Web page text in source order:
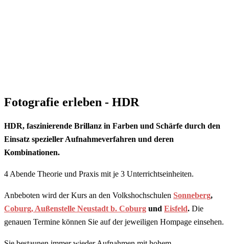
Fotografie erleben - HDR
HDR, faszinierende Brillanz in Farben und Schärfe durch den
Einsatz spezieller Aufnahmeverfahren und deren
Kombinationen.
4 Abende Theorie und Praxis mit je 3 Unterrichtseinheiten.
Anbeboten wird der Kurs an den Volkshochschulen Sonneberg,
Coburg, Außenstelle Neustadt b. Coburg und Eisfeld. Die
genauen Termine können Sie auf der jeweiligen Hompage einsehen.